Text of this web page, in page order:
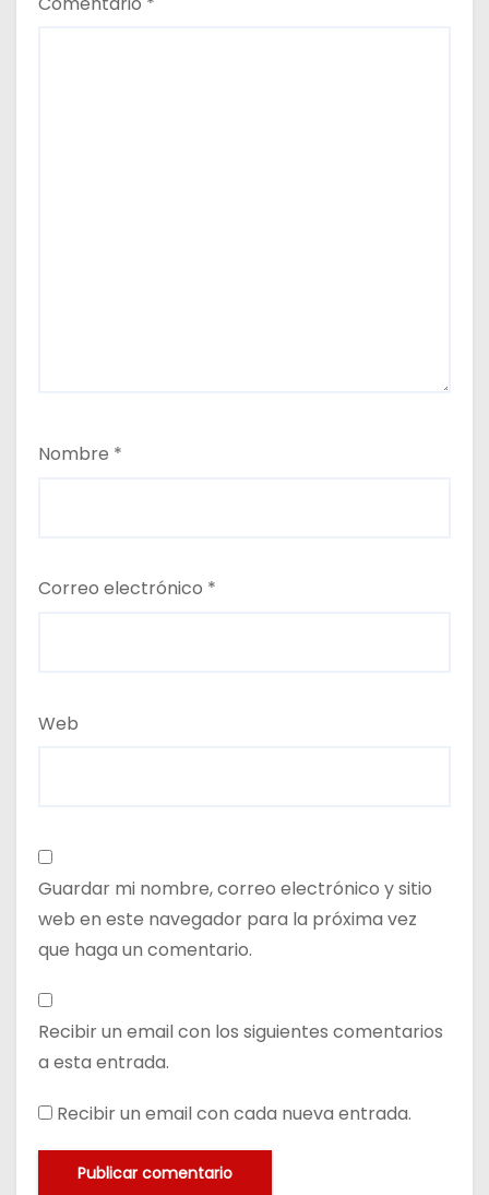
d
Nombre *
Correo electrónico *
Web
Guardar mi nombre, correo electrónico y sitio
web en este navegador para la próxima vez
que haga un comentario.
Recibir un email con los siguientes comentarios
a esta entrada.
Recibir un email con cada nueva entrada.